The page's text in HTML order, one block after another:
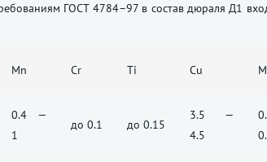
ГОСТ 4784–97 в состав дюраля Д1
Mn Cr Ti Cu
0.4 —
1
до 0.1 до 0.15
3.5 —
4.5